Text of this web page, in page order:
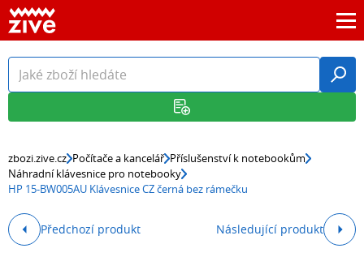
zbozi.zive.cz Počítače a kancelář Příslušenství k notebookům
Náhradní klávesnice pro notebooky
HP 15-BW005AU Klávesnice CZ černá bez rámečku
Předchozí produkt Následující produkt